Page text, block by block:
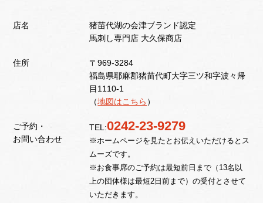
店名
猪苗代湖の会津ブランド認定
馬刺し専門店 大久保商店
住所
〒969-3284
福島県耶麻郡猪苗代町大字三ツ和字波々帰
目1110-1
（地図はこちら ）
ご予約・
お問い合わせ
TEL:0242-23-9279
※ホームページを見たとお伝えいただけるとス
ムーズです。
※お食事席のご予約は最短前日まで（13名以
上の団体様は最短2日前まで）の受付とさせて
いただきます。